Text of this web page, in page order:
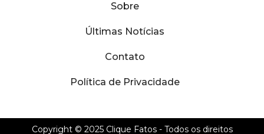
Sobre
Últimas Notícias
Contato
Política de Privacidade
Copyright © 2025 Clique Fatos- Todos os direitos